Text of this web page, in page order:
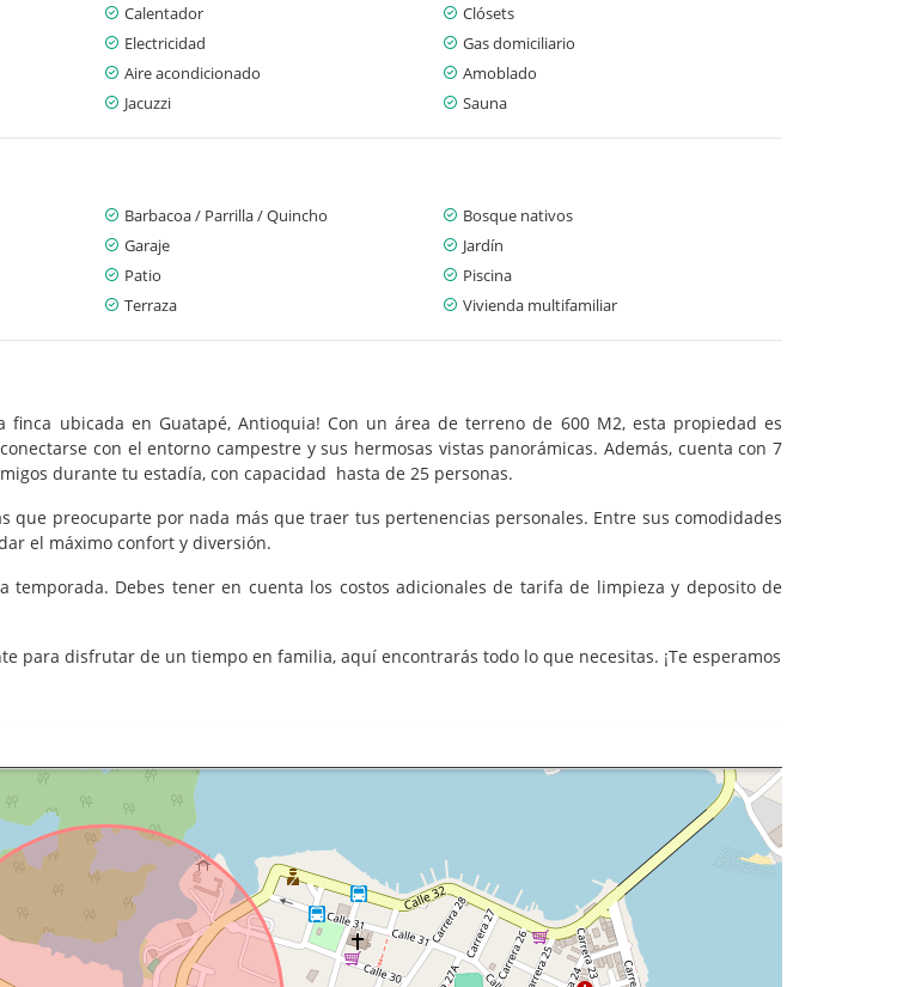
Calentador
Clósets
Electricidad
Gas domiciliario
Aire acondicionado
Amoblado
Jacuzzi Sauna
Barbacoa / Parrilla / Quincho
Bosque nativos
Garaje
Jardín
Patio
Piscina
Terraza Vivienda multifamiliar
ubicada en Guatapé, Antioquia! Con un área de terreno de 600 M2, esta propiedad es
con el entorno campestre y sus hermosas vistas panorámicas. Además, cuenta con 7
durante tu estadía, con capacidad hasta de 25 personas.
preocuparte por nada más que traer tus pertenencias personales. Entre sus comodidades
el máximo confort y diversión.
Debes tener en cuenta los costos adicionales de tarifa de limpieza y deposito de
para disfrutar de un tiempo en familia, aquí encontrarás todo lo que necesitas. ¡Te esperamos